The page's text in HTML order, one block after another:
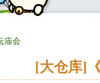
庙会
[大仓库]